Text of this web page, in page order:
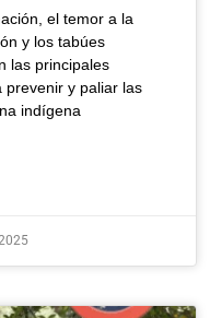
el temor a la
y los tabúes
las principales
prevenir y paliar las
indígena